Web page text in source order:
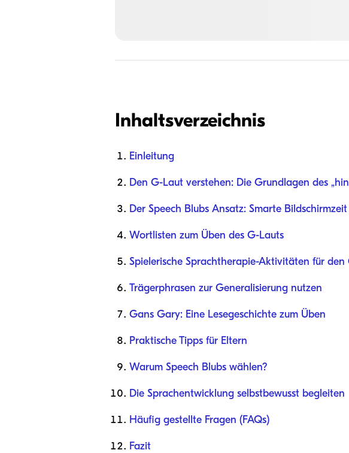
Inhaltsverzeichnis
Einleitung
Den G-Laut verstehen: Die Grundlagen des
Der Speech Blubs Ansatz: Smarte Bildschirmzeit
Wortlisten zum Üben des G-Lauts
Spielerische Sprachtherapie-Aktivitäten für den
Trägerphrasen zur Generalisierung nutzen
Gans Gary: Eine Lesegeschichte zum Üben
Praktische Tipps für Eltern
Warum Speech Blubs wählen?
Die Sprachentwicklung selbstbewusst begleiten
Häufig gestellte Fragen (FAQs)
Fazit